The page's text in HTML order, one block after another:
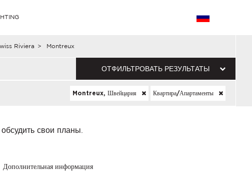
Riviera > Montreux
ОТФИЛЬТРОВАТЬ РЕЗУЛЬТАТЫ
Montreux, Швейцария Квартира/апартаменты
свои планы.
Дополнительная информация